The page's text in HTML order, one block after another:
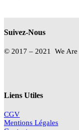
Liens Utiles
CGV
Mentions Légales
Suivez-Nous
© 2017 – 2021 We Are